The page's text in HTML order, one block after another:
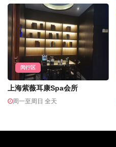
闵行区
上海紫薇耳康Spa会所
周一至周日 全天